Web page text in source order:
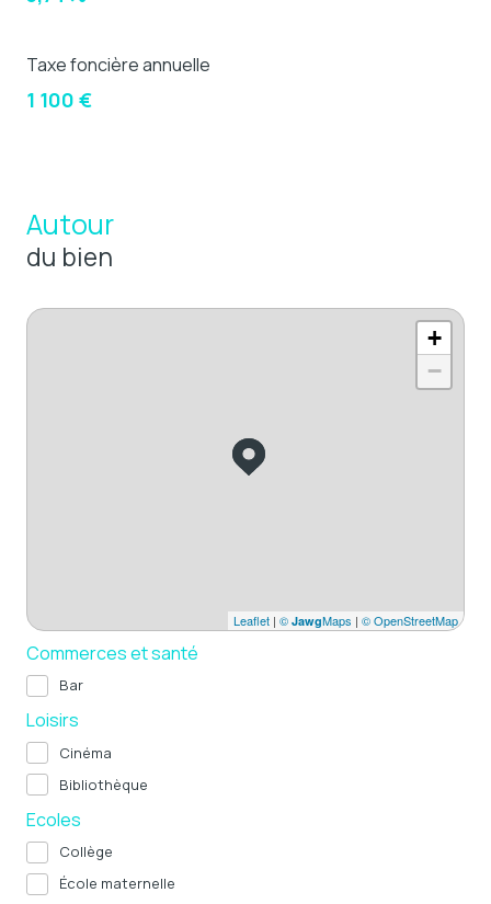
Taxe foncière annuelle
1 100 €
Autour
du bien
+
−
Leaflet | © JawgMaps | © OpenStreetMap
Commerces et santé
Bar
Loisirs
Cinéma
Bibliothèque
Ecoles
Collège
École maternelle